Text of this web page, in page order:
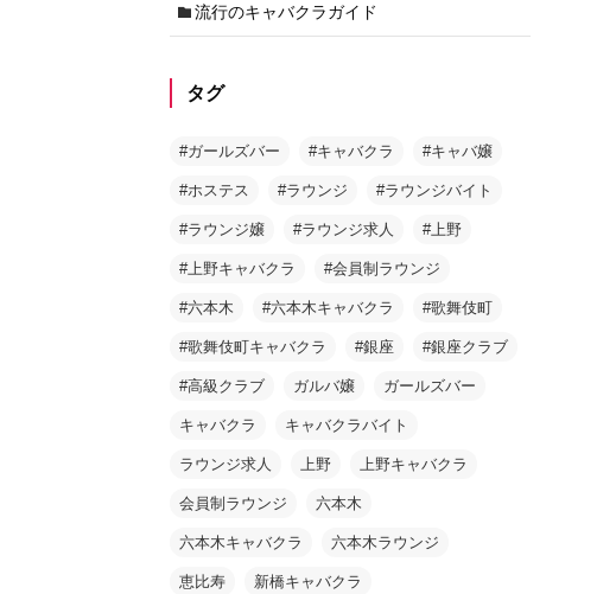
流行のキャバクラガイド
タグ
#ガールズバー #キャバクラ #キャバ嬢
#ホステス #ラウンジ #ラウンジバイト
#ラウンジ嬢 #ラウンジ求人 #上野
#上野キャバクラ #会員制ラウンジ
#六本木 #六本木キャバクラ #歌舞伎町
#歌舞伎町キャバクラ #銀座 #銀座クラブ
#高級クラブ ガルバ嬢 ガールズバー
キャバクラ キャバクラバイト
ラウンジ求人 上野 上野キャバクラ
会員制ラウンジ 六本木
六本木キャバクラ 六本木ラウンジ
恵比寿 新橋キャバクラ